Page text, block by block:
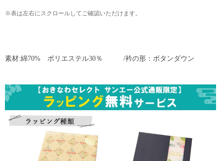
※表は左右にスクロールしてご確認いただけます。
素材:綿70% ポリエステル30％ /衿の形：ボタンダウン